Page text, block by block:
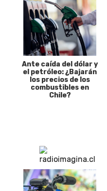
Ante caída del dólar y
el petróleo: ¿Bajarán
los precios de los
combustibles en
Chile?